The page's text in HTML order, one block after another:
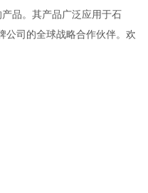
品。其产品广泛应用于石
公司的全球战略合作伙伴。欢